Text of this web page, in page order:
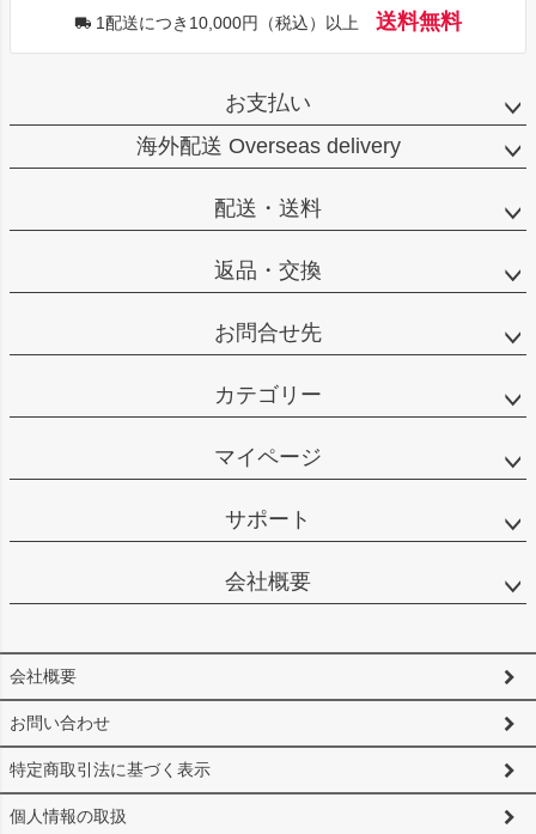
1配送につき10,000円（税込）以上 送料無料
お支払い
海外配送 Overseas delivery
配送・送料
返品・交換
お問合せ先
カテゴリー
マイページ
サポート
会社概要
会社概要
お問い合わせ
特定商取引法に基づく表示
個人情報の取扱